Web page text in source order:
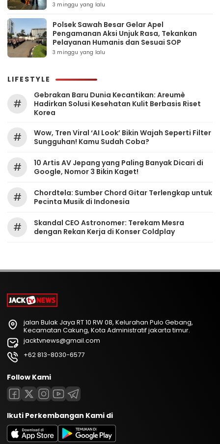
3 minggu yang lalu
Polsek Sawah Besar Gelar Apel
Pengamanan Aksi Unjuk Rasa, Tekankan
Pelayanan Humanis dan Sesuai SOP
3 minggu yang lalu
LIFESTYLE
#
Gebrakan Baru Dunia Kecantikan: Areumè
Hadirkan Solusi Kesehatan Kulit Berbasis Riset
Korea
#
Wow, Tren Viral ‘AI Look’ Bikin Wajah Seperti Filter
Sungguhan! Kamu Sudah Coba?
#
10 Artis AV Jepang yang Paling Banyak Dicari di
Google, Nomor 3 Bikin Kaget!
#
Chordtela: Sumber Chord Gitar Terlengkap untuk
Pecinta Musik di Indonesia
#
Skandal CEO Astronomer: Terekam Mesra
dengan Rekan Kerja di Konser Coldplay
jalan Bulak Jaya RT 10 RW 08, Kelurahan Pulo Gebang,
Kecamatan Cakung, Kota Administratif jakarta timur.
jacktvnews@gmail.com
+62 813-8030-6577
Follow Kami
Ikuti Perkembangan Kami di